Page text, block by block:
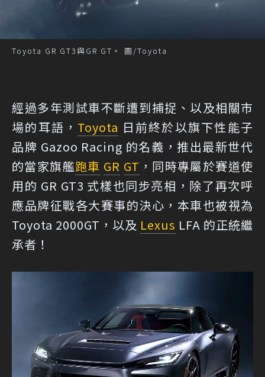
Toyota GR GT3與GR GT。 圖/Toyota
經過多年測試車不斷遭到捕捉、以及相關市
場的耳語， Toyota 日前終於以旗下性能子
品牌 Gazoo Racing 的名義，推出最新世代
的當家旗艦跑車 GR GT ，同時專屬於賽道使
用的 GR GT3 式樣也同步亮相，除了再次呼
應品牌征戰各大賽事的決心，本車也被視為
Toyota 2000GT，以及 Lexus LFA 的正統繼
承者！